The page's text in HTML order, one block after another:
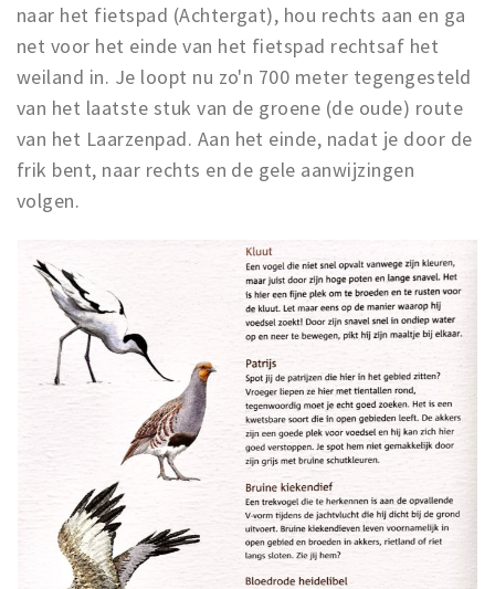
naar het fietspad (Achtergat), hou rechts aan en ga
net voor het einde van het fietspad rechtsaf het
weiland in. Je loopt nu zo'n 700 meter tegengesteld
van het laatste stuk van de groene (de oude) route
van het Laarzenpad. Aan het einde, nadat je door de
frik bent, naar rechts en de gele aanwijzingen
volgen.